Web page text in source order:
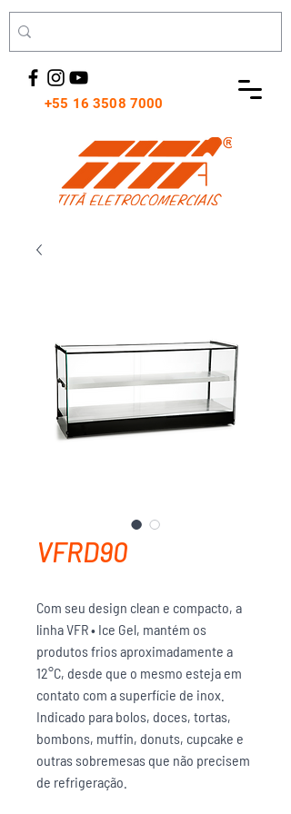
+55 16 3508 7000
VFRD90
Com seu design clean e compacto, a
linha VFR • Ice Gel, mantém os
produtos frios aproximadamente a
12°C, desde que o mesmo esteja em
contato com a superfície de inox.
Indicado para bolos, doces, tortas,
bombons, muffin, donuts, cupcake e
outras sobremesas que não precisem
de refrigeração.